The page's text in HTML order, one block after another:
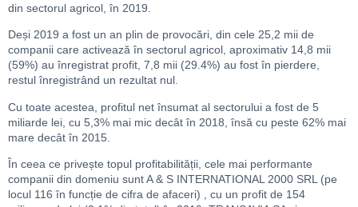
din sectorul agricol, în 2019.
Deși 2019 a fost un an plin de provocări, din cele 25,2 mii de
companii care activează în sectorul agricol, aproximativ 14,8 mii
(59%) au înregistrat profit, 7,8 mii (29.4%) au fost în pierdere,
restul înregistrând un rezultat nul.
Cu toate acestea, profitul net însumat al sectorului a fost de 5
miliarde lei, cu 5,3% mai mic decât în 2018, însă cu peste 62% mai
mare decât în 2015.
În ceea ce privește topul profitabilității, cele mai performante
companii din domeniu sunt A & S INTERNATIONAL 2000 SRL (pe
locul 116 în funcție de cifra de afaceri) , cu un profit de 154